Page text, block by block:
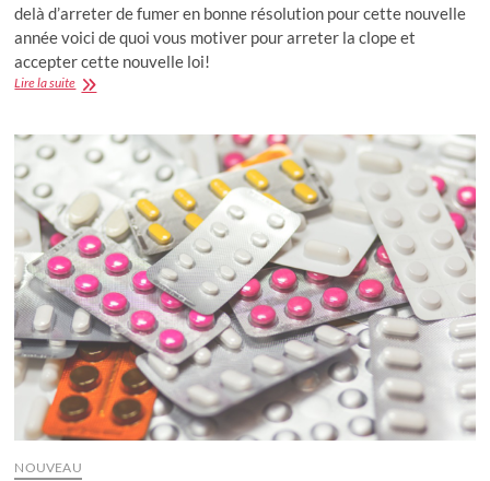
delà d’arreter de fumer en bonne résolution pour cette nouvelle
année voici de quoi vous motiver pour arreter la clope et
accepter cette nouvelle loi!
Lire la suite2008
le
moment
de
fumer
!
NOUVEAU